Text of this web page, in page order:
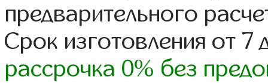
предварительного
Срок изготовления от 7
рассрочка 0% без